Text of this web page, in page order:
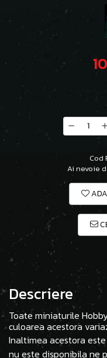
Cod
Ai nevoie
Descriere
Toate miniaturile
culoarea acestora
Inaltimea acestora
nu este disponibila ne